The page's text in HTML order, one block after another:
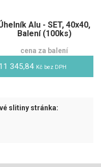
Alu - SET, 40x40,
Balení (100ks)
cena za balení
345,84 Kč bez DPH
slitiny stránka: